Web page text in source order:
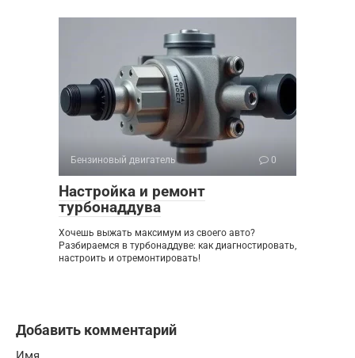
Бензиновый двигатель 0
Настройка и ремонт
турбонаддува
Хочешь выжать максимум из своего авто?
Разбираемся в турбонаддуве: как диагностировать,
настроить и отремонтировать!
Добавить комментарий